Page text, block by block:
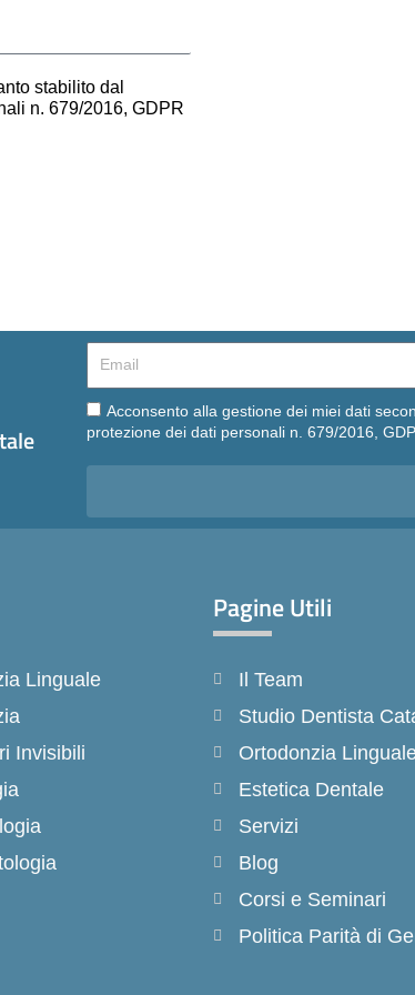
stabilito dal
n. 679/2016, GDPR
Email
Email
Acconsento alla gestione dei miei dati
protezione dei dati personali n. 679/2016,
Linguale
Invisibili
Pagine Utili
Il Team
Studio Dentista
Ortodonzia
Estetica Dentale
Servizi
Blog
Corsi e Seminari
Politica Parità di